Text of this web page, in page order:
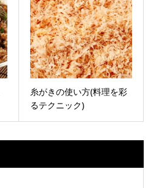
糸がきの使い方(料理を彩
るテクニック)